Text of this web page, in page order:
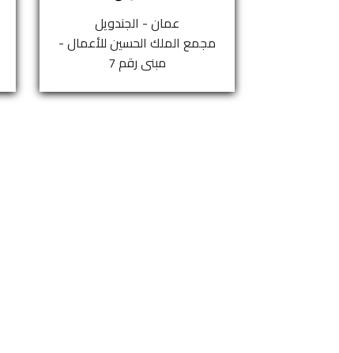
عمان - الجندويل
مجمع الملك الحسين للأعمال -
مبنى رقم 7